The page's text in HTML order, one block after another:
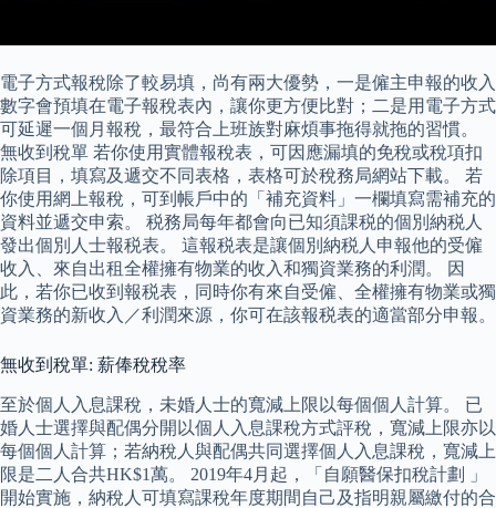
電子方式報稅除了較易填，尚有兩大優勢，一是僱主申報的收入
數字會預填在電子報稅表內，讓你更方便比對；二是用電子方式
可延遲一個月報稅，最符合上班族對麻煩事拖得就拖的習慣。
無收到稅單 若你使用實體報稅表，可因應漏填的免稅或稅項扣
除項目，填寫及遞交不同表格，表格可於稅務局網站下載。 若
你使用網上報稅，可到帳戶中的「補充資料」一欄填寫需補充的
資料並遞交申索。 税務局每年都會向已知須課税的個別納税人
發出個別人士報税表。 這報税表是讓個別納税人申報他的受僱
收入、來自出租全權擁有物業的收入和獨資業務的利潤。 因
此，若你已收到報税表，同時你有來自受僱、全權擁有物業或獨
資業務的新收入／利潤來源，你可在該報税表的適當部分申報。
無收到稅單: 薪俸稅稅率
至於個人入息課稅，未婚人士的寬減上限以每個個人計算。 已
婚人士選擇與配偶分開以個人入息課稅方式評稅，寬減上限亦以
每個個人計算；若納稅人與配偶共同選擇個人入息課稅，寬減上
限是二人合共HK$1萬。 2019年4月起，「自願醫保扣稅計劃 」
開始實施，納稅人可填寫課稅年度期間自己及指明親屬繳付的合